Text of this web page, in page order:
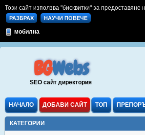
Този сайт използва "бисквитки" за предоставяне
РАЗБРАХ НАУЧИ ПОВЕЧЕ
мобилна
BGWebs
SEO сайт директория
НАЧАЛО ДОБАВИ САЙТ ТОП
КАТЕГОРИИ